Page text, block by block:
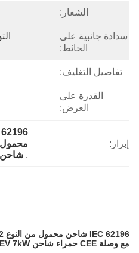
الشعار:
سدادة جانبية على
الحائط:
تفاصيل التغليف:
القدرة على
العرض:
إبراز:
محمول
, شاحن EV محمول من النوع 2
مع وصلة CEE حمراء شاحن EV 7kW